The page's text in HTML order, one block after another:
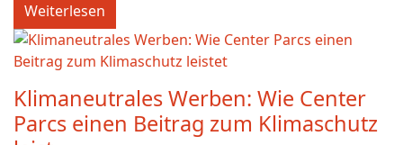
Weiterlesen
Klimaneutrales Werben: Wie Center
Parcs einen Beitrag zum Klimaschutz